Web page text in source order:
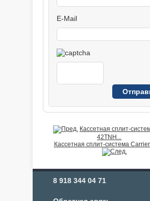
E-Mail
Кассетная сплит-
42TNH...
Кассетная сплит-система
8 918 344 04 71